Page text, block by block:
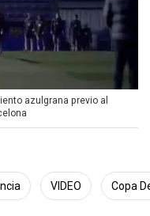
azulgrana previo al
VIDEO Copa